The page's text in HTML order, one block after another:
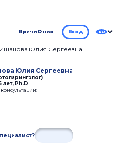
ВрачиО нас Вход RU
Ишанова Юлия Сергеевна
Юлия Сергеевна
лет, Ph.D.